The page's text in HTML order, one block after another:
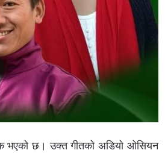
भएको छ। उक्त गीतको अडियो ओसियन